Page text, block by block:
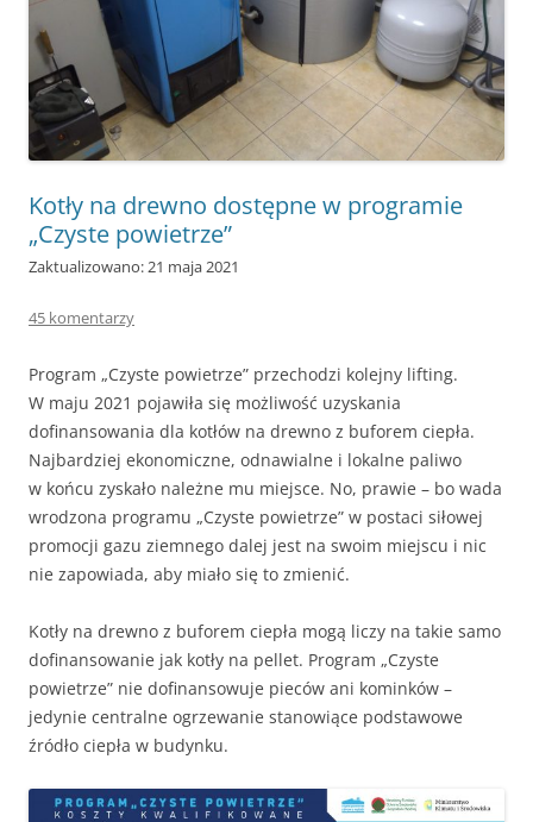
Kotły na drewno dostępne w programie
„Czyste powietrze”
Zaktualizowano: 21 maja 2021
45 komentarzy
Program „Czyste powietrze” przechodzi kolejny lifting.
W maju 2021 pojawiła się możliwość uzyskania
dofinansowania dla kotłów na drewno z buforem ciepła.
Najbardziej ekonomiczne, odnawialne i lokalne paliwo
w końcu zyskało należne mu miejsce. No, prawie – bo wada
wrodzona programu „Czyste powietrze” w postaci siłowej
promocji gazu ziemnego dalej jest na swoim miejscu i nic
nie zapowiada, aby miało się to zmienić.
Kotły na drewno z buforem ciepła mogą liczy na takie samo
dofinansowanie jak kotły na pellet. Program „Czyste
powietrze” nie dofinansowuje pieców ani kominków –
jedynie centralne ogrzewanie stanowiące podstawowe
źródło ciepła w budynku.